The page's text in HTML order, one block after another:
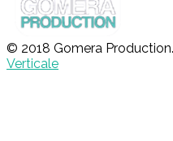
© 2018 Gomera
Verticale